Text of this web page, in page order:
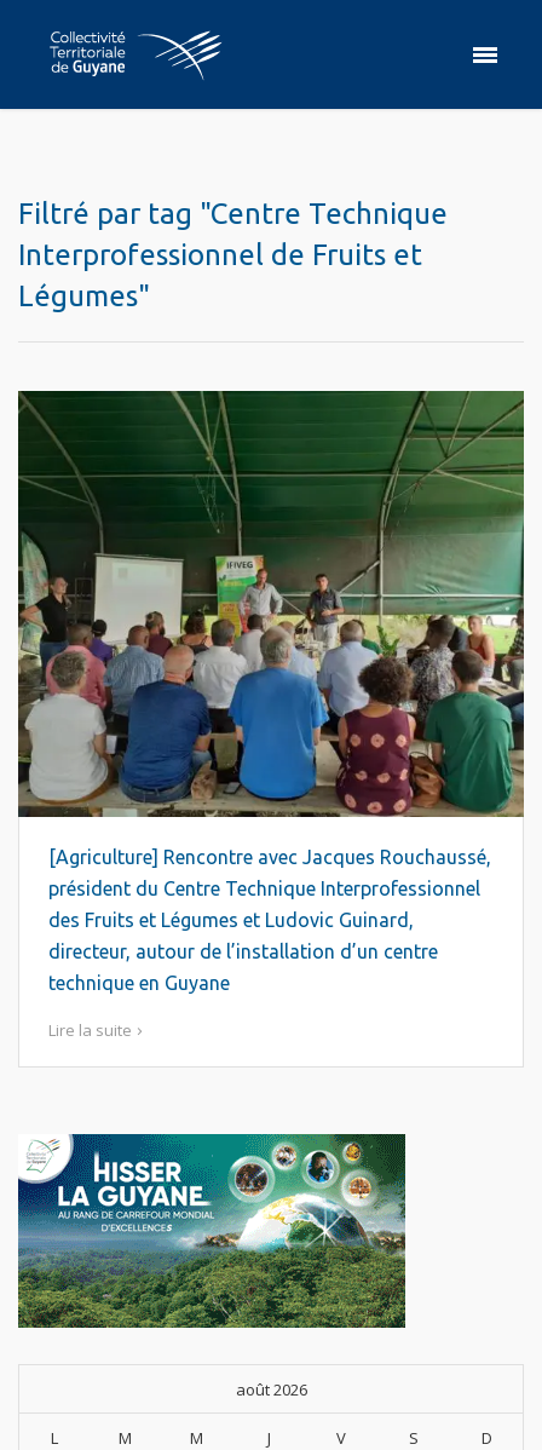
Filtré par tag "Centre Technique
Interprofessionnel de Fruits et
Légumes"
[Agriculture] Rencontre avec Jacques Rouchaussé,
président du Centre Technique Interprofessionnel
des Fruits et Légumes et Ludovic Guinard,
directeur, autour de l’installation d’un centre
technique en Guyane
Lire la suite
août 2026
L M M J V S D